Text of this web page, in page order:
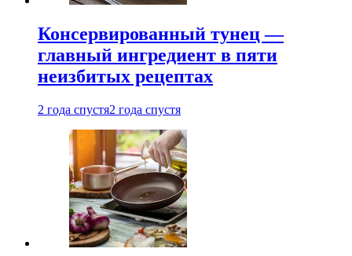
Консервированный тунец —
главный ингредиент в пяти
неизбитых рецептах
2 года спустя2 года спустя